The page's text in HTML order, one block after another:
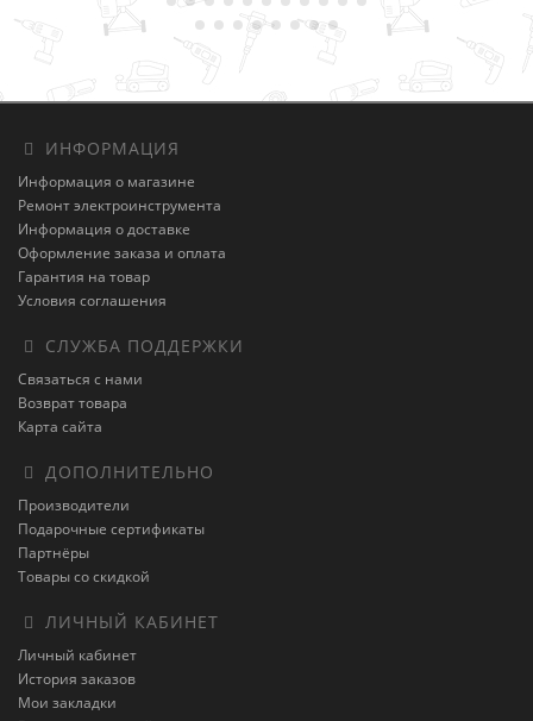
ИНФОРМАЦИЯ
Информация о магазине
Ремонт электроинструмента
Информация о доставке
Оформление заказа и оплата
Гарантия на товар
Условия соглашения
СЛУЖБА ПОДДЕРЖКИ
Связаться с нами
Возврат товара
Карта сайта
ДОПОЛНИТЕЛЬНО
Производители
Подарочные сертификаты
Партнёры
Товары со скидкой
ЛИЧНЫЙ КАБИНЕТ
Личный кабинет
История заказов
Мои закладки